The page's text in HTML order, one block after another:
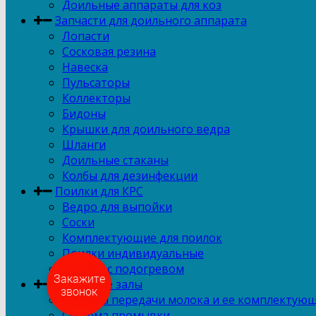
Доильные аппараты для коз
Запчасти для доильного аппарата
Лопасти
Сосковая резина
Навеска
Пульсаторы
Коллекторы
Бидоны
Крышки для доильного ведра
Шланги
Доильные стаканы
Колбы для дезинфекции
Поилки для КРС
Ведро для выпойки
Соски
Комплектующие для поилок
Поилки индивидуальные
Поилки с подогревом
Доильные залы
Система передачи молока и ее
Закажите